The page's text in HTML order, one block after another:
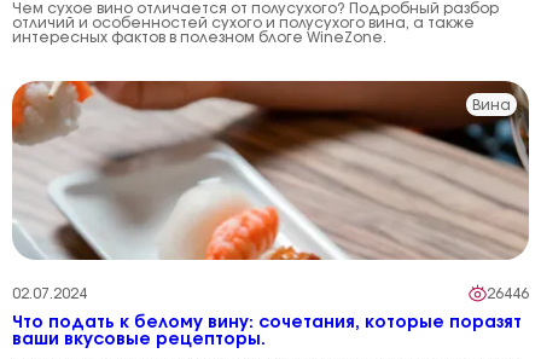
Чем сухое вино отличается от полусухого? Подробный разбор
отличий и особенностей сухого и полусухого вина, а также
интересных фактов в полезном блоге WineZone.
Вина
02.07.2024 26446
Что подать к белому вину: сочетания, которые поразят
ваши вкусовые рецепторы.